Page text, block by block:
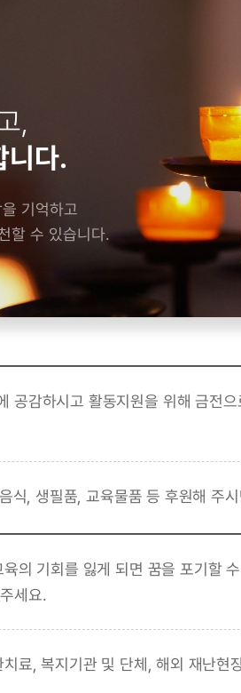
,
니다.
기억하고
할 수 있습니다.
공감하시고 활동지원을 위해 금전으
식, 생필품, 교육물품 등 후원해 주
의 기회를 잃게 되면 꿈을 포기할
세요.
료, 복지기관 및 단체, 해외 재난현